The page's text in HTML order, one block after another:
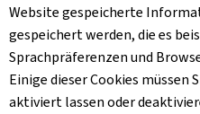
Website gespeicherte
gespeichert werden, die es
Sprachpräferenzen und
Einige dieser Cookies müssen
aktiviert lassen oder